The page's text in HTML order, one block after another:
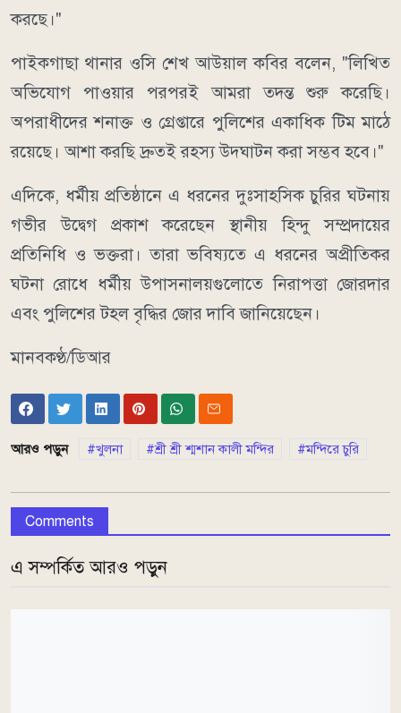
করছে।"
পাইকগাছা থানার ওসি শেখ আউয়াল কবির বলেন, "লিখিত
অভিযোগ পাওয়ার পরপরই আমরা তদন্ত শুরু করেছি।
অপরাধীদের শনাক্ত ও গ্রেপ্তারে পুলিশের একাধিক টিম মাঠে
রয়েছে। আশা করছি দ্রুতই রহস্য উদ্ঘাটন করা সম্ভব হবে।"
এদিকে, ধর্মীয় প্রতিষ্ঠানে এ ধরনের দুঃসাহসিক চুরির ঘটনায়
গভীর উদ্বেগ প্রকাশ করেছেন স্থানীয় হিন্দু সম্প্রদায়ের
প্রতিনিধি ও ভক্তরা। তারা ভবিষ্যতে এ ধরনের অপ্রীতিকর
ঘটনা রোধে ধর্মীয় উপাসনালয়গুলোতে নিরাপত্তা জোরদার
এবং পুলিশের টহল বৃদ্ধির জোর দাবি জানিয়েছেন।
মানবকণ্ঠ/ডিআর
আরও পড়ুন খুলনা শ্রী শ্রী শ্মশান কালী মন্দির মন্দিরে চুরি
Comments
এ সম্পর্কিত আরও পড়ুন